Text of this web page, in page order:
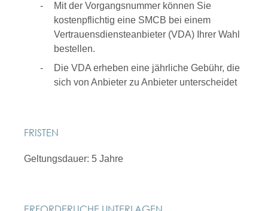
Mit der Vorgangsnummer können Sie
kostenpflichtig eine SMCB bei einem
Vertrauensdiensteanbieter (VDA) Ihrer Wahl
bestellen.
Die VDA erheben eine jährliche Gebühr, die
sich von Anbieter zu Anbieter unterscheidet
FRISTEN
Geltungsdauer: 5 Jahre